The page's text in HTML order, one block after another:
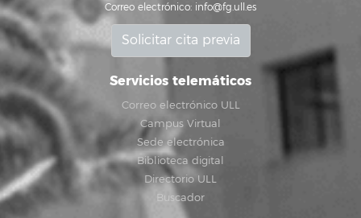
Correo electrónico: info@fg.ull.es
Solicitar cita previa
Servicios telemáticos
Correo electrónico ULL
Campus Virtual
Sede electrónica
Biblioteca digital
Directorio ULL
Buscador